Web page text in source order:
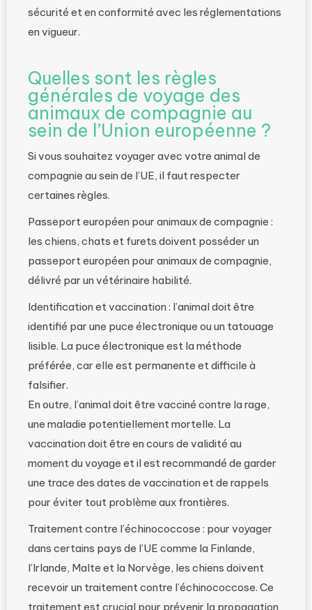
sécurité et en conformité avec les réglementations
en vigueur.
Quelles sont les règles
générales de voyage des
animaux de compagnie au
sein de l’Union européenne ?
Si vous souhaitez voyager avec votre animal de
compagnie au sein de l’UE, il faut respecter
certaines règles.
Passeport européen pour animaux de compagnie :
les chiens, chats et furets doivent posséder un
passeport européen pour animaux de compagnie,
délivré par un vétérinaire habilité.
Identification et vaccination : l’animal doit être
identifié par une puce électronique ou un tatouage
lisible. La puce électronique est la méthode
préférée, car elle est permanente et difficile à
falsifier.
En outre, l’animal doit être vacciné contre la rage,
une maladie potentiellement mortelle. La
vaccination doit être en cours de validité au
moment du voyage et il est recommandé de garder
une trace des dates de vaccination et de rappels
pour éviter tout problème aux frontières.
Traitement contre l’échinococcose : pour voyager
dans certains pays de l’UE comme la Finlande,
l’Irlande, Malte et la Norvège, les chiens doivent
recevoir un traitement contre l’échinococcose. Ce
traitement est crucial pour prévenir la propagation